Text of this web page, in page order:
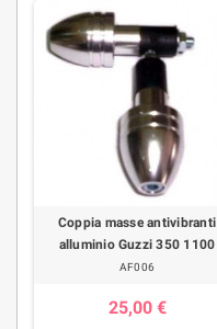
Coppia masse antivibranti
alluminio Guzzi 350 1100
AF006
25,00 €